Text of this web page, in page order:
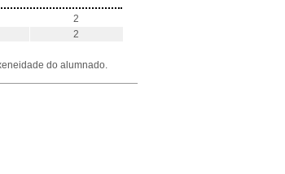
2
2
do alumnado.